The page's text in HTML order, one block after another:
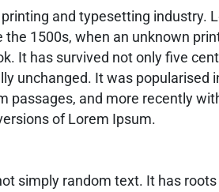
and typesetting industry.
1500s, when an unknown
It has survived not only five
unchanged. It was popularised
passages, and more recently
of Lorem Ipsum.
simply random text. It has